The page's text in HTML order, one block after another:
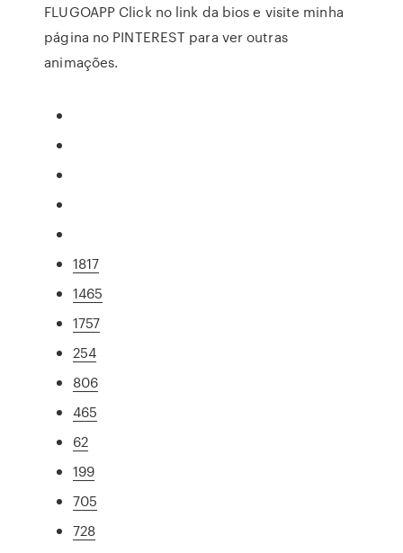
FLUGOAPP Click no link da bios e visite minha
página no PINTEREST para ver outras
animações.
1817
1465
1757
254
806
465
62
199
705
728